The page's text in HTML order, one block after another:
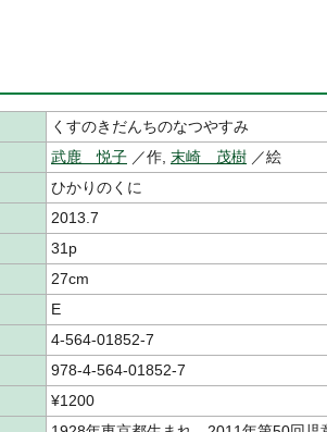
くすのきだんちのなつやすみ
武鹿 悦子 ／作, 末崎 茂樹 ／絵
ひかりのくに
2013.7
31p
27cm
E
4-564-01852-7
978-4-564-01852-7
¥1200